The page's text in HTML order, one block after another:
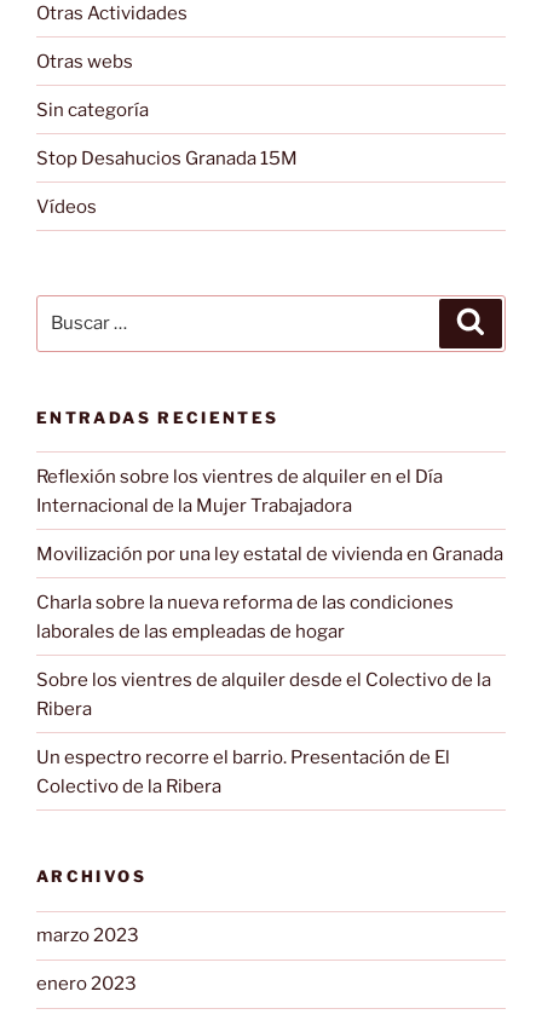
Otras Actividades
Otras webs
Sin categoría
Stop Desahucios Granada 15M
Vídeos
por:
ENTRADAS RECIENTES
Reflexión sobre los vientres de alquiler en el Día
Internacional de la Mujer Trabajadora
Movilización por una ley estatal de vivienda en Granada
Charla sobre la nueva reforma de las condiciones
laborales de las empleadas de hogar
Sobre los vientres de alquiler desde el Colectivo de la
Ribera
Un espectro recorre el barrio. Presentación de El
Colectivo de la Ribera
ARCHIVOS
marzo 2023
enero 2023